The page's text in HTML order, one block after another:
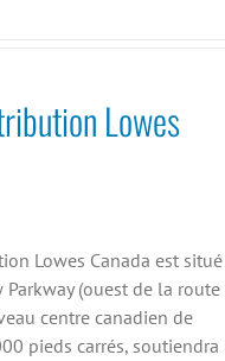
Lowes
Lowes Canada est situé
Parkway (ouest de la route
centre canadien de
pieds carrés, soutiendra